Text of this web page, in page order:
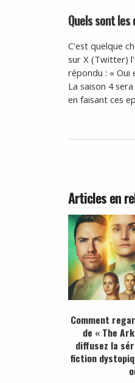
Quels sont
C'est quelque
sur X (Twitter)
répondu : « Oui
La saison 4
en faisant ces
Articles en
Comment
de « The
diffusez la
fiction